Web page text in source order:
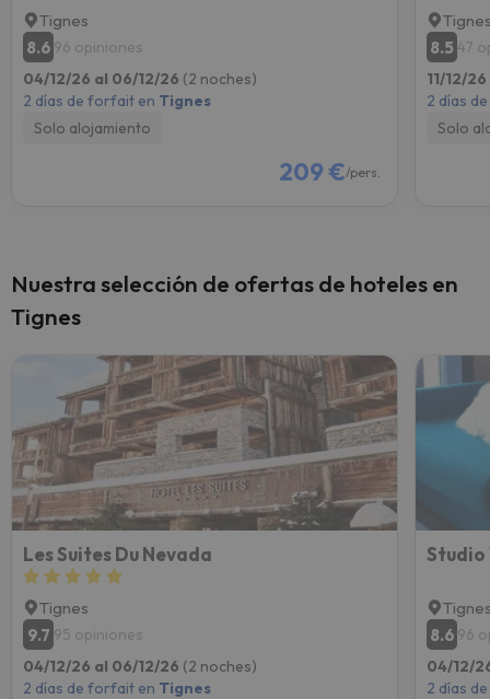
Tignes
8.6 96 opiniones
04/12/26 al 06/12/26 (2 noches)
2 días de forfait en Tignes
Solo alojamiento
209 €/pers.
8.5 47
11/12/
2 días
Solo
Nuestra selección de ofertas de hoteles en
Tignes
Les Suites Du Nevada
Tignes
9.7 95 opiniones
04/12/26 al 06/12/26 (2 noches)
2 días de forfait en Tignes
8.6 96
04/12/
2 días